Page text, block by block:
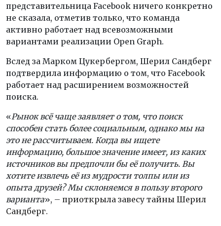
представительница Facebook ничего конкретно
не сказала, отметив только, что команда
активно работает над всевозможными
вариантами реализации Open Graph.
Вслед за Марком Цукербергом, Шерил Сандберг
подтвердила информацию о том, что Facebook
работает над расширением возможностей
поиска.
«Рынок всё чаще заявляет о том, что поиск
способен стать более социальным, однако мы на
это не рассчитываем. Когда вы ищете
информацию, большое значение имеет, из каких
источников вы предпочли бы её получить. Вы
хотите извлечь её из мудрости толпы или из
опыта друзей? Мы склоняемся в пользу второго
варианта», – приоткрыла завесу тайны Шерил
Сандберг.